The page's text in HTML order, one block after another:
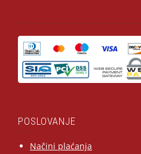
POSLOVANJE
Načini plaćanja